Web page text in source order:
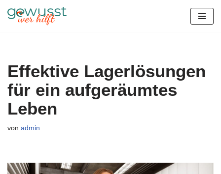
Effektive Lagerlösungen
für ein aufgeräumtes
Leben
von admin